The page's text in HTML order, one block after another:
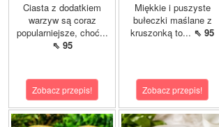
Ciasta z dodatkiem
warzyw są coraz
popularniejsze, choć...
⇖ 95
Zobacz przepis!
Miękkie i puszyste
bułeczki maślane z
kruszonką to... ⇖ 95
Zobacz przepis!